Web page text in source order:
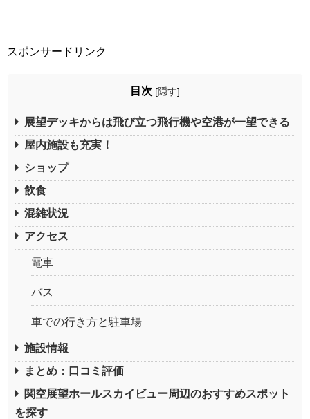
スポンサードリンク
目次 [隠す]
展望デッキからは飛び立つ飛行機や空港が一望できる
屋内施設も充実！
ショップ
飲食
混雑状況
アクセス
電車
バス
車での行き方と駐車場
施設情報
まとめ：口コミ評価
関空展望ホールスカイビュー周辺のおすすめスポット
を探す